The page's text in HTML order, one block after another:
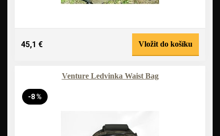
45,1 € Vložit do košíku
Venture Ledvinka Waist Bag
-8 %